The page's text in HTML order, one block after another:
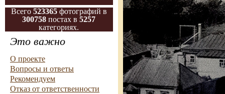
Всего 523365 фотографий в
300758 постах в5257
категориях.
Это важно
О проекте
Вопросы и ответы
Рекомендуем
Отказ от ответственности